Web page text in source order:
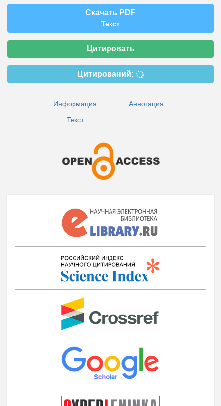
Скачать PDF
Текст
Цитировать
Цитирований:
Информация
Аннотация
Текст